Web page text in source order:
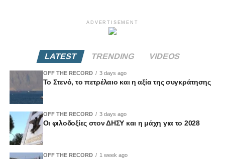
ADVERTISEMENT
LATEST TRENDING VIDEOS
OFF THE RECORD 3 days ago
Το Στενό, το πετρέλαιο και η αξία της συγκράτησης
OFF THE RECORD 3 days ago
Οι φιλοδοξίες στον ΔΗΣΥ και η μάχη για το 2028
OFF THE RECORD 1 week ago